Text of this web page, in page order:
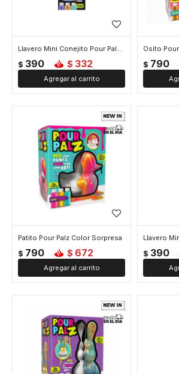
Llavero Mini Conejito Pour Palz Color Sorpresa
$ 390 $ 332 $ 790
Patito Pour Palz Color Sorpresa
$ 790 $ 672 $ 390